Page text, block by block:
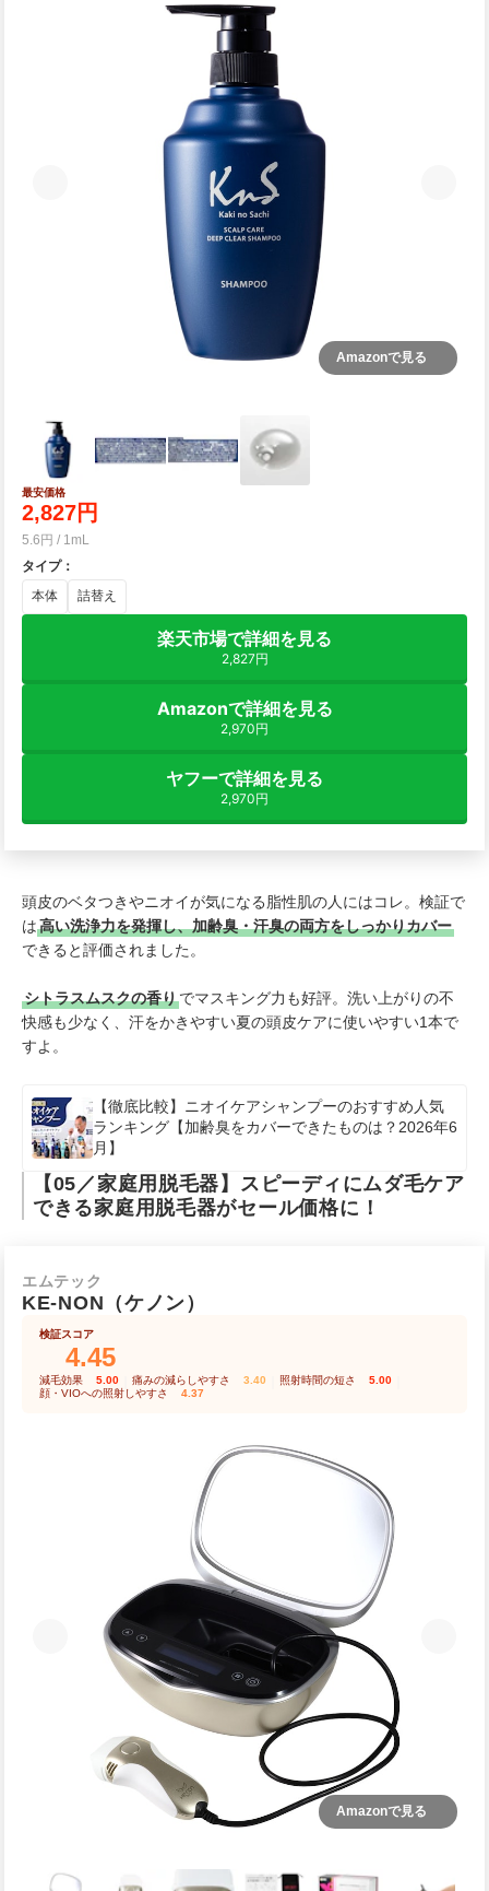
Amazonで見る
最安価格
2,827円
5.6円 / 1mL
タイプ：
本体
詰替え
楽天市場で詳細を見る
2,827円
Amazonで詳細を見る
2,970円
ヤフーで詳細を見る
2,970円
頭皮のベタつきやニオイが気になる脂性肌の人にはコレ。検証で
は高い洗浄力を発揮し、加齢臭・汗臭の両方をしっかりカバー
できると評価されました。
シトラスムスクの香りでマスキング力も好評。洗い上がりの不
快感も少なく、汗をかきやすい夏の頭皮ケアに使いやすい1本で
すよ。
【徹底比較】ニオイケアシャンプーのおすすめ人気
ランキング【加齢臭をカバーできたものは？2026年6
月】
【05／家庭用脱毛器】スピーディにムダ毛ケア
できる家庭用脱毛器がセール価格に！
エムテック
KE-NON（ケノン）
検証スコア
4.45
減毛効果 5.00 痛みの減らしやすさ 3.40 照射時間の短さ 5.00
顔・VIOへの照射しやすさ 4.37
Amazonで見る